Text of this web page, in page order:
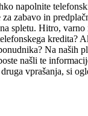
napolnite
zabavo in
spletu. Hitro,
kredita?
Na naših
našli te
vprašanja, si